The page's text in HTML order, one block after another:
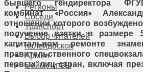
Регионы
Соседи
Транспорт
Выбор читателей
Калейдоскоп
Армия
Сейм Литвы
бывшего гендиректора
комбинат «Россия»
отношении которого
получение взятки в
капитальном ремонте
правительственного
первых лиц стран, включая